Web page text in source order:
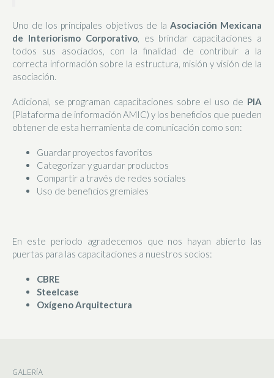
Uno de los principales objetivos de la Asociación Mexicana
de Interiorismo Corporativo, es brindar capacitaciones a
todos sus asociados, con la finalidad de contribuir a la
correcta información sobre la estructura, misión y visión de la
asociación.
Adicional, se programan capacitaciones sobre el uso de PIA
(Plataforma de información AMIC) y los beneficios que pueden
obtener de esta herramienta de comunicación como son:
Guardar proyectos favoritos
Categorizar y guardar productos
Compartir a través de redes sociales
Uso de beneficios gremiales
En este período agradecemos que nos hayan abierto las
puertas para las capacitaciones a nuestros socios:
CBRE
Steelcase
Oxígeno Arquitectura
GALERÍA